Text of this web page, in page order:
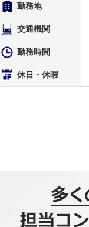
勤務地
交通機関
勤務時間
休日・休暇